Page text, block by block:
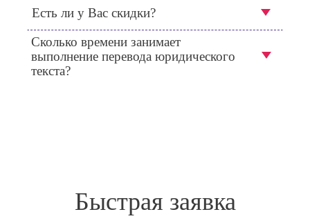
Есть ли у Вас скидки?
Сколько времени занимает
выполнение перевода юридического
текста?
Быстрая заявка